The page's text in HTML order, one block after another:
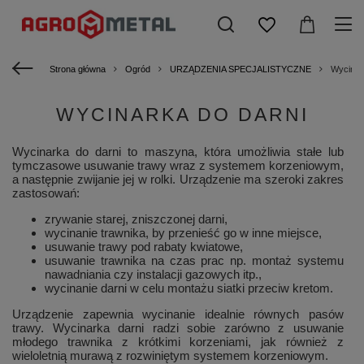
Strona główna Ogród URZĄDZENIA SPECJALISTYCZNE
WYCINARKA DO DARNI
Wycinarka do darni to maszyna, która umożliwia stałe lub
tymczasowe usuwanie trawy wraz z systemem korzeniowym,
a następnie zwijanie jej w rolki. Urządzenie ma szeroki zakres
zastosowań:
zrywanie starej, zniszczonej darni,
wycinanie trawnika, by przenieść go w inne miejsce,
usuwanie trawy pod rabaty kwiatowe,
usuwanie trawnika na czas prac np. montaż systemu
nawadniania czy instalacji gazowych itp.,
wycinanie darni w celu montażu siatki przeciw kretom.
Urządzenie zapewnia wycinanie idealnie równych pasów
trawy. Wycinarka darni radzi sobie zarówno z usuwanie
młodego trawnika z krótkimi korzeniami, jak również z
wieloletnią murawą z rozwiniętym systemem korzeniowym.